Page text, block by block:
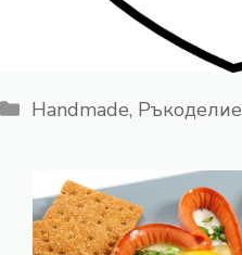
Категории
Handmade, Ръкоделие